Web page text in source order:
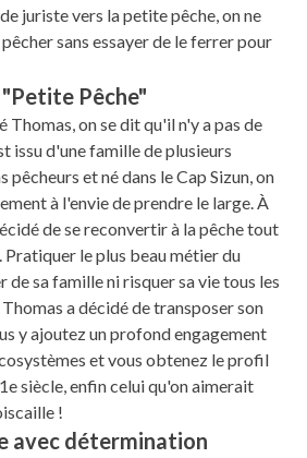
juriste vers la petite pêche, on ne
sans essayer de le ferrer pour
"Petite Pêche"
on se dit qu'il n'y a pas de
issu d'une famille de plusieurs
pêcheurs et né dans le Cap Sizun, on
à l'envie de prendre le large. À
de se reconvertir à la pêche tout
Pratiquer le plus beau métier du
de sa famille ni risquer sa vie tous les
a décidé de transposer son
y ajoutez un profond engagement
et vous obtenez le profil
siècle, enfin celui qu'on aimerait
!
avec détermination